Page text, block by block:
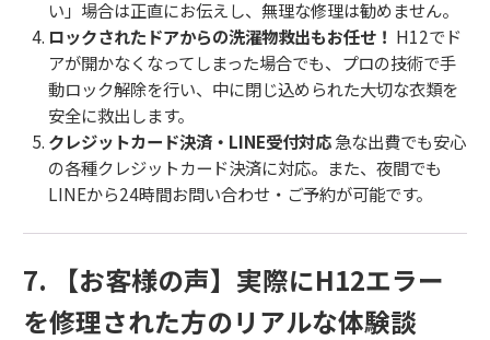
い」場合は正直にお伝えし、無理な修理は勧めません。
ロックされたドアからの洗濯物救出もお任せ！ H12でド
アが開かなくなってしまった場合でも、プロの技術で手
動ロック解除を行い、中に閉じ込められた大切な衣類を
安全に救出します。
クレジットカード決済・LINE受付対応急な出費でも安心
の各種クレジットカード決済に対応。また、夜間でも
LINEから24時間お問い合わせ・ご予約が可能です。
7. 【お客様の声】実際にH12エラー
を修理された方のリアルな体験談